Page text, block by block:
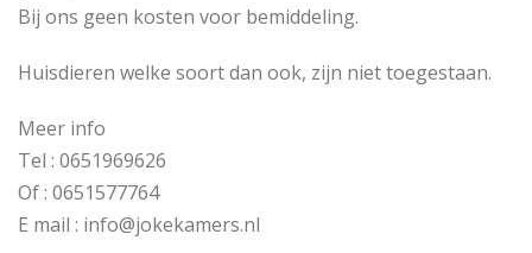
Bij ons geen kosten voor bemiddeling.
Huisdieren welke soort dan ook, zijn niet toegestaan.
Meer info
Tel : 0651969626
Of : 0651577764
E mail : info@jokekamers.nl